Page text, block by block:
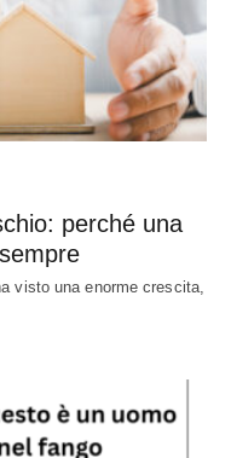
perché una
visto una enorme crescita,